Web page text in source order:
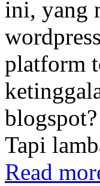
ini, yang
platform
blogspot?
Tapi
Read